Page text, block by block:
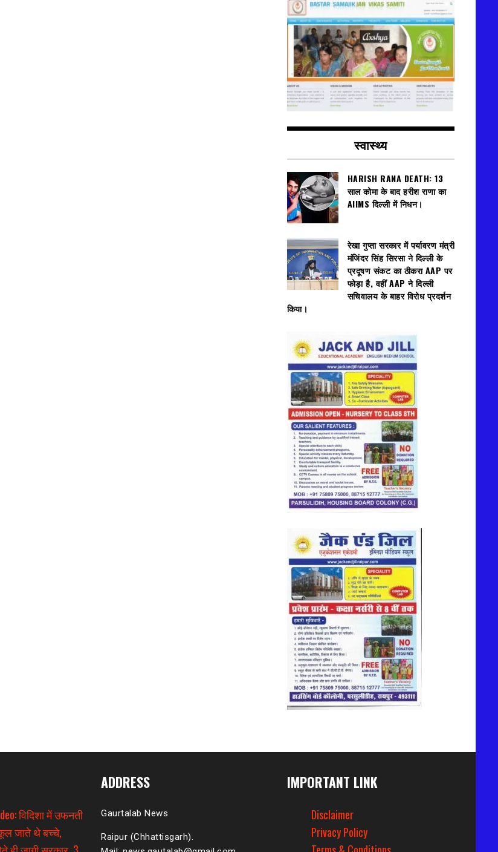
स्वास्थ्य
HARISH RANA DEATH: 13
साल कोमा के बाद हरीश राणा का
AIIMS दिल्ली में निधन।
रेखा गुप्ता सरकार में पर्यावरण मंत्री
मंजिंदर सिंह सिरसा ने दिल्ली के
प्रदूषण संकट का ठीकरा AAP पर
फोड़ा है, वहीं AAP ने दिल्ली
सचिवालय के बाहर विरोध प्रदर्शन
किया।
विदिशा में उफनती
जाते थे बच्चे,
ADDRESS
Gaurtalab News
Raipur (Chhattisgarh).
IMPORTANT LINK
Disclaimer
Privacy Policy